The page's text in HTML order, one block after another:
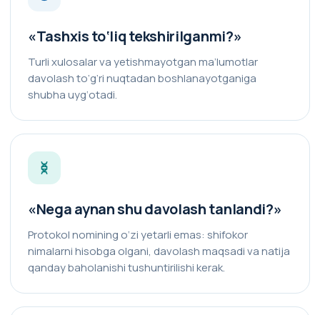
«Tashxis to‘liq tekshirilganmi?»
Turli xulosalar va yetishmayotgan ma’lumotlar
davolash to‘g‘ri nuqtadan boshlanayotganiga
shubha uyg‘otadi.
«Nega aynan shu davolash tanlandi?»
Protokol nomining o‘zi yetarli emas: shifokor
nimalarni hisobga olgani, davolash maqsadi va natija
qanday baholanishi tushuntirilishi kerak.